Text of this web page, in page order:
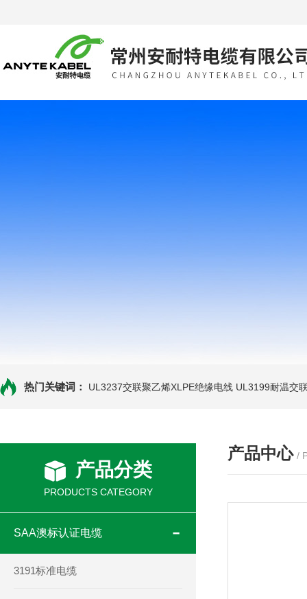
热门关键词： UL3237交联聚乙烯XLPE绝缘电线 UL3199耐温交
产品分类
PRODUCTS CATEGORY
SAA澳标认证电缆
3191标准电缆
产品中心 /